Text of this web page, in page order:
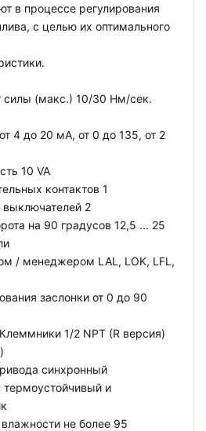
в процессе регулирования
с целью их оптимального
(макс.) 10/30 Нм/сек.
4 до 20 мА, от 0 до 135, от 2
10 VA
контактов 1
выключателей 2
на 90 градусов 12,5 ... 25
/ менеджером LAL, LOK, LFL,
заслонки от 0 до 90
1/2 NPT (R версия)
синхронный
термоустойчивый и
не более 95